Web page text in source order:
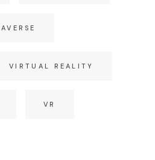
VIRTUAL REALITY
VR